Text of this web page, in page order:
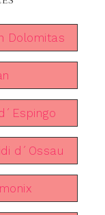
Dolomitas
d´Ossau